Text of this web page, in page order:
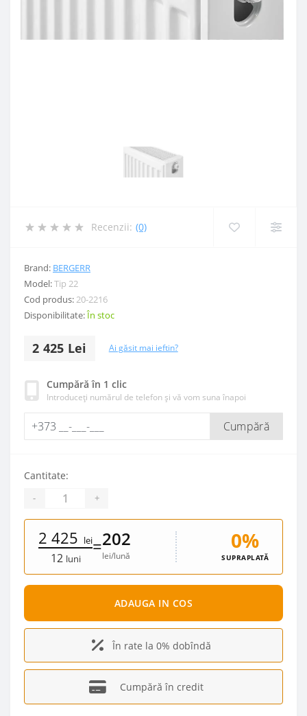
Recenzii: (0)
Brand: BERGERR
Model:Tip 22
Cod produs: 20-2216
Disponibilitate:În stoc
2 425 Lei Ai găsit mai ieftin?
Cumpără în 1 clic
Introduceți numărul de telefon și vă vom suna înapoi
Cumpără
Cantitate:
- +
2 425 lei
12 luni
=202
lei/lună
0%
SUPRAPLATĂ
ADAUGA IN COS
În rate la 0% dobîndă
Cumpără în credit